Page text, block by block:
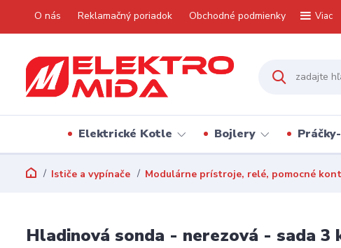
O nás Reklamačný poriadok Obchodné podmienky Viac
Elektrické Kotle Bojlery
Ističe a vypínače Modulárne prístroje, relé, pomocné
Hladinová sonda - nerezová - sada 3